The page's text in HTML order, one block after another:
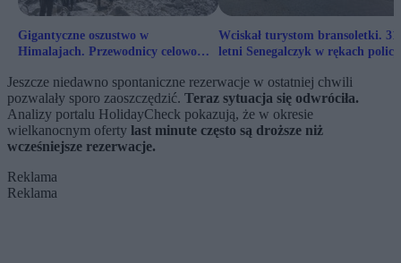
Gigantyczne oszustwo w
Himalajach. Przewodnicy celowo
Wciskał turystom bransoletki.
letni Senegalczyk w rękach policji
Jeszcze niedawno spontaniczne rezerwacje w ostatniej chwili
pozwalały sporo zaoszczędzić. Teraz sytuacja się odwróciła.
Analizy portalu HolidayCheck pokazują, że w okresie
wielkanocnym oferty last minute często są droższe niż
wcześniejsze rezerwacje.
Reklama
Reklama